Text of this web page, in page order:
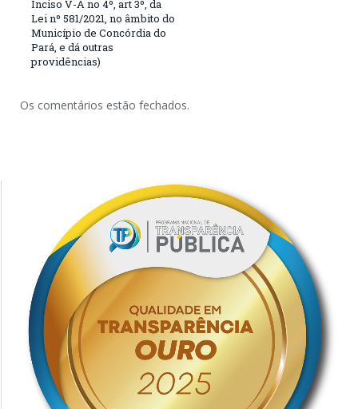
Inciso V-A no 4º, art 3º, da
Lei nº 581/2021, no âmbito do
Município de Concórdia do
Pará, e dá outras
providências)
Os comentários estão fechados.